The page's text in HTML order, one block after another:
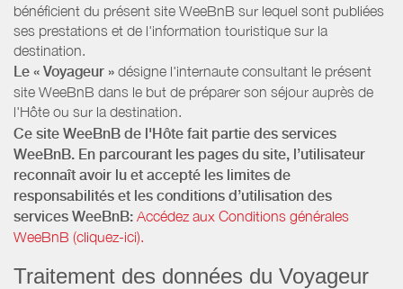
bénéficient du présent site WeeBnB sur lequel sont publiées
ses prestations et de l'information touristique sur la
destination.
Le « Voyageur » désigne l'internaute consultant le présent
site WeeBnB dans le but de préparer son séjour auprès de
l'Hôte ou sur la destination.
Ce site WeeBnB de l'Hôte fait partie des services
WeeBnB. En parcourant les pages du site, l’utilisateur
reconnaît avoir lu et accepté les limites de
responsabilités et les conditions d’utilisation des
services WeeBnB: Accédez aux Conditions générales
WeeBnB (cliquez-ici).
Traitement des données du Voyageur